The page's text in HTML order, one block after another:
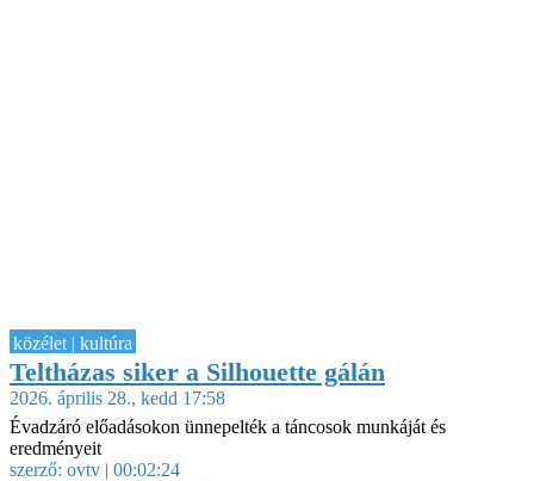
közélet | kultúra
Teltházas siker a Silhouette gálán
2026. április 28., kedd 17:58
Évadzáró előadásokon ünnepelték a táncosok munkáját és
eredményeit
szerző: ovtv | 00:02:24